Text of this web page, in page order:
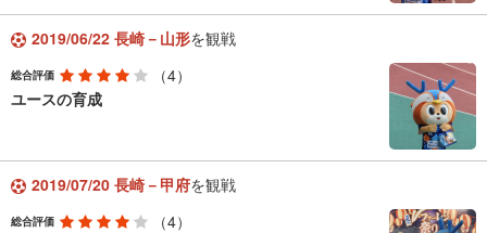
2019/06/22 長崎－山形を観戦
総合評価
（4）
ユースの育成
2019/07/20 長崎－甲府を観戦
総合評価
（4）